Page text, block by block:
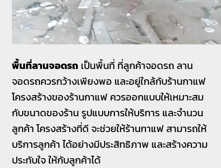
พื้นที่ลานจอดรถ เป็นพื้นที่ ที่ลูกค้าจอดรถ ลาน
จอดรถควรกว้างเพียงพอ และอยู่ใกล้กับร้านกาแฟ
โครงสร้างของร้านกาแฟ ควรออกแบบให้เหมาะสม
กับขนาดของร้าน รูปแบบการให้บริการ และจำนวน
ลูกค้า โครงสร้างที่ดี จะช่วยให้ร้านกาแฟ สามารถให้
บริการลูกค้า ได้อย่างมีประสิทธิภาพ และสร้างความ
ประทับใจ ให้กับลูกค้าได้